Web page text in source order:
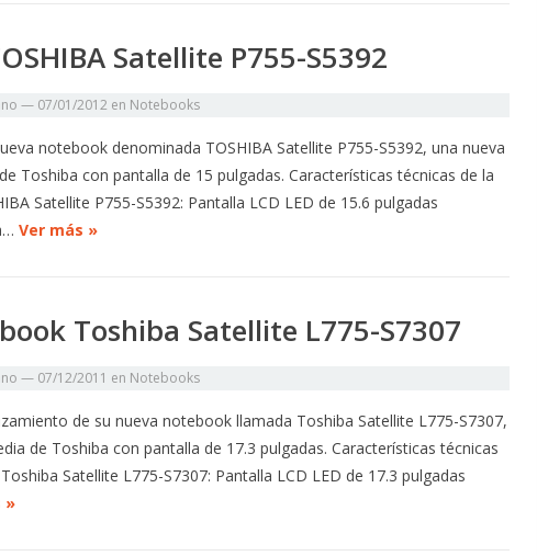
Satellite P755-S5392
— 07/01/2012 en Notebooks
notebook denominada TOSHIBA Satellite P755-S5392, una nueva
Toshiba con pantalla de 15 pulgadas. Características técnicas de la
Satellite P755-S5392: Pantalla LCD LED de 15.6 pulgadas
Ver más »
Toshiba Satellite L775-S7307
— 07/12/2011 en Notebooks
de su nueva notebook llamada Toshiba Satellite L775-S7307,
de Toshiba con pantalla de 17.3 pulgadas. Características técnicas
Satellite L775-S7307: Pantalla LCD LED de 17.3 pulgadas
»